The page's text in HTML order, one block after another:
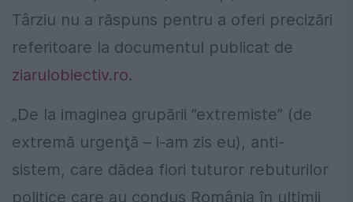
Târziu nu a răspuns pentru a oferi precizări
referitoare la documentul publicat de
ziarulobiectiv.ro.
„De la imaginea grupării ”extremiste” (de
extremă urgenţă – i-am zis eu), anti-
sistem, care dădea fiori tuturor rebuturilor
politice care au condus România în ultimii